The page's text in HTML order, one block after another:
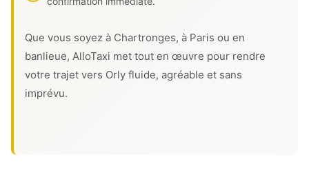
Que vous soyez à Chartronges, à Paris ou en
banlieue, AlloTaxi met tout en œuvre pour rendre
votre trajet vers Orly fluide, agréable et sans
imprévu.